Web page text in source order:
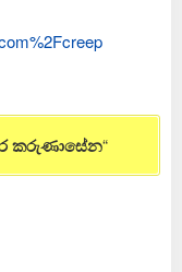
කරුණාසේන“